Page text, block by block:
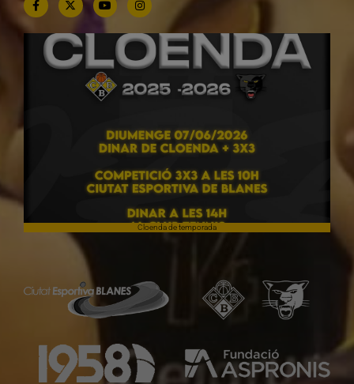
Cloenda de temporada